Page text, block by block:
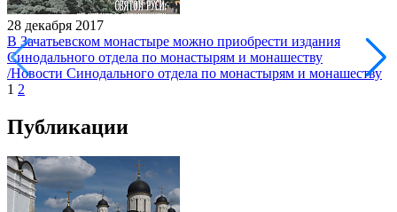
28 декабря 2017
В Зачатьевском монастыре можно приобрести издания
Синодального отдела по монастырям и монашеству
/Новости Синодального отдела по монастырям и монашеству
1 2
Публикации